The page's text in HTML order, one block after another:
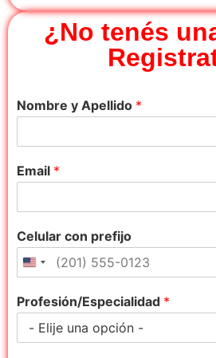
e
¿No tenés
Nombre y Apellido *
Email *
Celular con prefijo
Profesión/Especialidad *